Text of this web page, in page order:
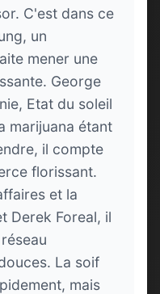
C'est dans ce
un
mener une
George
Etat du soleil
marijuana étant
il compte
florissant.
et la
Derek Foreal, il
La soif
mais